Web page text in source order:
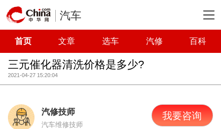
汽车
首页 文章 选车 汽修 百科
三元催化器清洗价格是多少?
2021-04-27 15:20:04
汽修技师
汽车维修技师
我要咨询